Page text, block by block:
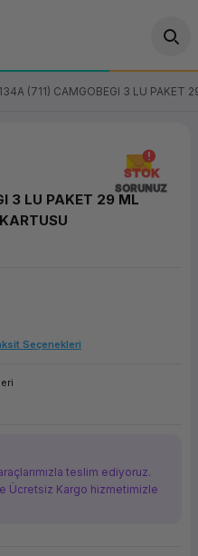
OT/VT Ürünleri
Fiş Yazıcı
Panel PC
(711) CAMGOBEGI 3 LU PAKET
STOK
SORUNUZ
3 LU PAKET 29 ML
Seçenekleri
teslim ediyoruz.
Ücretsiz Kargo hizmetimizle